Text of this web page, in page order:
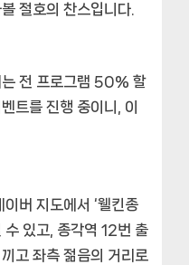
절호의 찬스입니다.
전 프로그램 50% 할
트를 진행 중이니, 이
버 지도에서 ‘웰킨종
수 있고, 종각역 12번 출
고 좌측 젊음의 거리로